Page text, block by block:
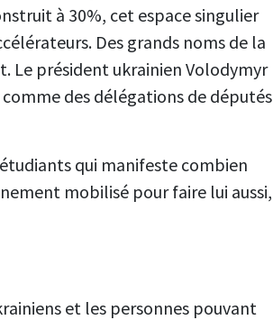
à 30%, cet espace singulier
Des grands noms de la
Le président ukrainien Volodymyr
des délégations de députés
qui manifeste combien
mobilisé pour faire lui aussi,
et les personnes pouvant